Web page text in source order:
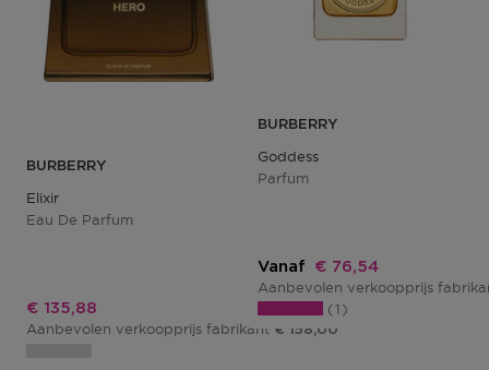
BURBERRY
Elixir
Eau De Parfum
Kortingsprijs
€ 135,88
Aanbevolen verkoopprijs fabrikant € 158,00
BURBERRY
Goddess
Parfum
Vanaf Kortingsprijs
€ 76,54
Aanbevolen verkoopprijs
1